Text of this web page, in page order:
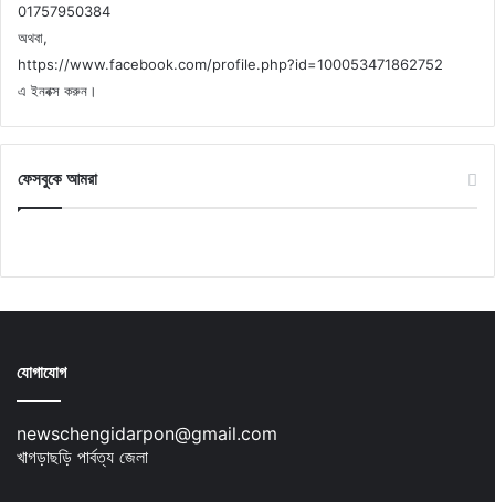
01757950384
অথবা,
https://www.facebook.com/profile.php?id=100053471862752
এ ইনবক্স করুন।
ফেসবুকে আমরা
যোগাযোগ
newschengidarpon@gmail.com
খাগড়াছড়ি পার্বত্য জেলা